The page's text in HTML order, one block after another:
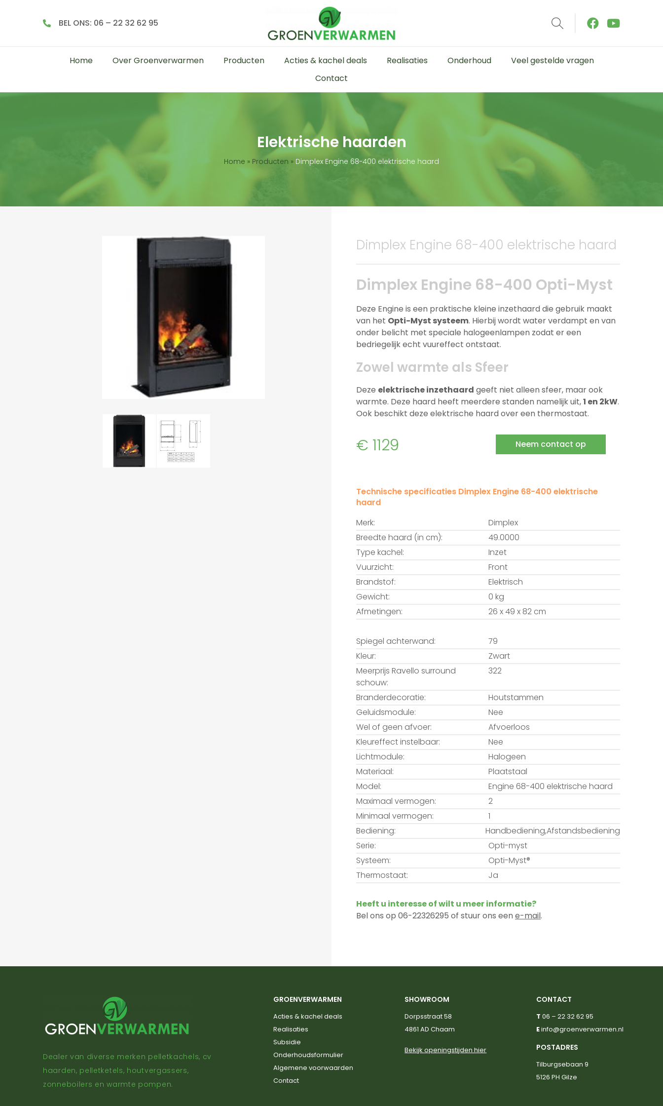
BEL ONS: 06 – 22 32 62 95
Home Over Groenverwarmen Producten Acties & kachel deals Realisaties Onderhoud
Veel gestelde vragen
Contact
Elektrische haarden
Home » Producten » Dimplex Engine 68-400 elektrische haard
Dimplex Engine 68-400 elektrische haard
Dimplex Engine 68-400 Opti-Myst
Deze Engine is een praktische kleine inzethaard die gebruik maakt
van het Opti-Myst systeem. Hierbij wordt water verdampt en van
onder belicht met speciale halogeenlampen zodat er een
bedriegelijk echt vuureffect ontstaat.
Zowel warmte als Sfeer
Deze elektrische inzethaard geeft niet alleen sfeer, maar ook
warmte. Deze haard heeft meerdere standen namelijk uit,1 en 2kW.
Ook beschikt deze elektrische haard over een thermostaat.
€ 1129 Neem contact op
Technische specificaties Dimplex Engine 68-400 elektrische
haard
Merk:
Dimplex
Breedte haard (in cm):
49.0000
Type kachel:
Inzet
Vuurzicht:
Front
Brandstof:
Elektrisch
Gewicht:
0 kg
Afmetingen:
26 x 49 x 82 cm
Spiegel achterwand:
79
Kleur:
Zwart
Meerprijs Ravello surround
schouw:
322
Branderdecoratie:
Houtstammen
Geluidsmodule:
Nee
Wel of geen afvoer:
Afvoerloos
Kleureffect instelbaar:
Nee
Lichtmodule:
Halogeen
Materiaal:
Plaatstaal
Model:
Engine 68-400 elektrische haard
Maximaal vermogen:
2
Minimaal vermogen:
1
Bediening:
Handbediening,Afstandsbediening
Serie:
Opti-myst
Systeem:
Opti-Myst®
Thermostaat:
Ja
Heeft u interesse of wilt u meer informatie?
Bel ons op 06-22326295 of stuur ons een e-mail.
Dealer van diverse merken pelletkachels, cv
haarden, pelletketels, houtvergassers,
zonneboilers en warmte pompen.
GROENVERWARMEN
Acties & kachel deals
Realisaties
Subsidie
Onderhoudsformulier
Algemene voorwaarden
Contact
SHOWROOM
Dorpsstraat 58
4861 AD Chaam
Bekijk openingstijden hier
CONTACT
T 06 – 22 32 62 95
Einfo@groenverwarmen.nl
POSTADRES
Tilburgsebaan 9
5126 PH Gilze